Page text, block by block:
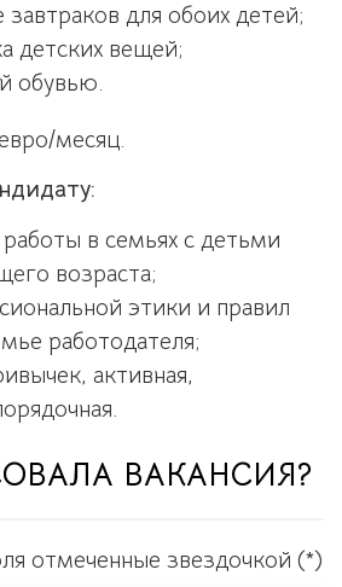
завтраков для обоих детей;
детских вещей;
обувью.
месяц.
в семьях с детьми
возраста;
этики и правил
работодателя;
активная,
ВАКАНСИЯ?
отмеченные звездочкой (*)